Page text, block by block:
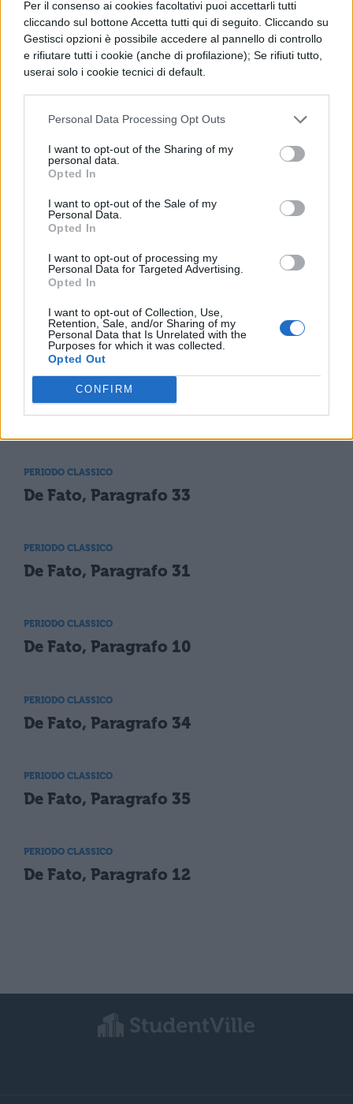
Per il consenso ai cookies facoltativi puoi accettarli tutti
cliccando sul bottone Accetta tutti qui di seguito. Cliccando su
Gestisci opzioni è possibile accedere al pannello di controllo
e rifiutare tutti i cookie (anche di profilazione); Se rifiuti tutto,
userai solo i cookie tecnici di default.
Personal Data Processing Opt Outs
I want to opt-out of the Sharing of my
personal data.
Opted In
I want to opt-out of the Sale of my
Personal Data.
Opted In
I want to opt-out of processing my
Personal Data for Targeted Advertising.
Opted In
I want to opt-out of Collection, Use,
Retention, Sale, and/or Sharing of my
Personal Data that Is Unrelated with the
Purposes for which it was collected.
Opted Out
CONFIRM
Greci chiamano theoremata)?
Infatti non credo che senza principi gli altri
artefici potrebbero esercitare le loro arti, né
TI POTREBBE INTERESSARE
PERIODO CLASSICO
De Fato, Paragrafo 30
De Fato, Paragrafo 7
PERIODO CLASSICO
De Fato, Paragrafo 33
PERIODO CLASSICO
De Fato, Paragrafo 31
PERIODO CLASSICO
De Fato, Paragrafo 10
PERIODO CLASSICO
De Fato, Paragrafo 34
PERIODO CLASSICO
De Fato, Paragrafo 35
PERIODO CLASSICO
De Fato, Paragrafo 12